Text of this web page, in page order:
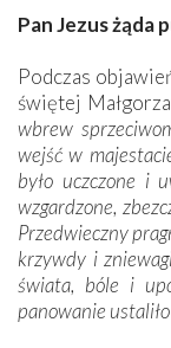
Pan Jezus żąda
Podczas
świętej
wbrew
wejść w
było uczczone i
wzgardzone,
Przedwieczny
krzywdy i
świata, bóle i
panowanie